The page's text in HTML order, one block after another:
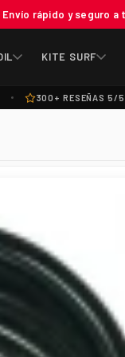
Envío rápido y seguro a
KITE SURF
300+ RESEÑAS 5/5